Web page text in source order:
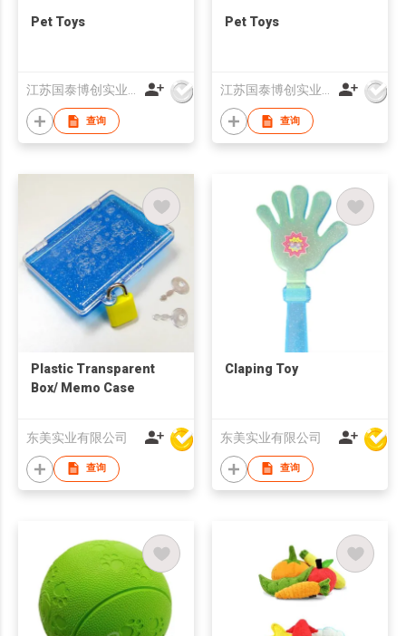
Pet Toys
江苏国泰博创实业有限公司
查询
Pet Toys
江苏国泰博创实业有限公司
查询
Plastic Transparent
Box/ Memo Case
东美实业有限公司
查询
Claping Toy
东美实业有限公司
查询